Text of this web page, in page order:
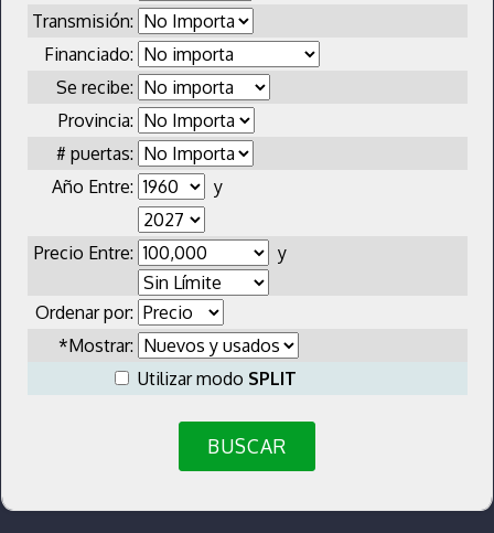
Transmisión:
Financiado:
Se recibe:
Provincia:
# puertas:
Año Entre:
y
Precio Entre: y
Ordenar por:
*Mostrar:
Utilizar modo SPLIT
BUSCAR